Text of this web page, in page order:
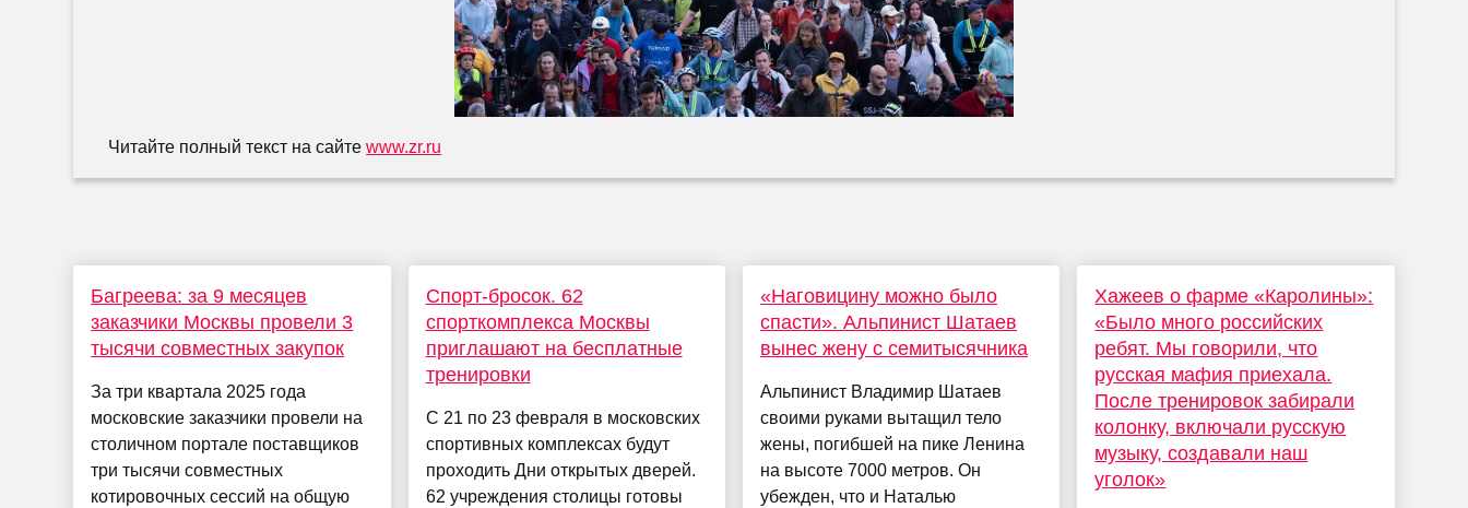
Читайте полный текст на сайтеwww.zr.ru
Багреева: за 9 месяцев
заказчики Москвы провели 3
тысячи совместных закупок
За три квартала 2025 года
московские заказчики провели на
столичном портале поставщиков
три тысячи совместных
котировочных сессий на общую
Спорт-бросок. 62
спорткомплекса Москвы
приглашают на бесплатные
тренировки
C 21 по 23 февраля в московских
спортивных комплексах будут
проходить Дни открытых дверей.
62 учреждения столицы готовы
«Наговицину можно было
спасти». Альпинист Шатаев
вынес жену с семитысячника
Альпинист Владимир Шатаев
своими руками вытащил тело
жены, погибшей на пике Ленина
на высоте 7000 метров. Он
убежден, что и Наталью
Хажеев о фарме «Каролины»:
«Было много российских
ребят. Мы говорили, что
русская мафия приехала.
После тренировок забирали
колонку, включали русскую
музыку, создавали наш
уголок»